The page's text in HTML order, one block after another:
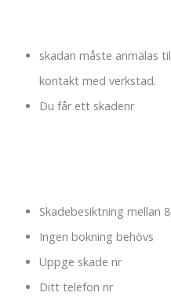
skadan måste anmälas
kontakt med verkstad.
Du får ett skadenr
Skadebesiktning mellan
Ingen bokning behövs
Uppge skade nr
Ditt telefon nr